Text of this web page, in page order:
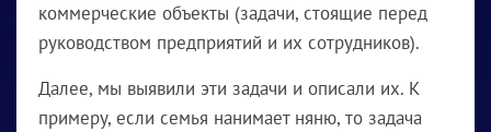
коммерческие объекты (задачи, стоящие перед
руководством предприятий и их сотрудников).
Далее, мы выявили эти задачи и описали их. К
примеру, если семья нанимает няню, то задача